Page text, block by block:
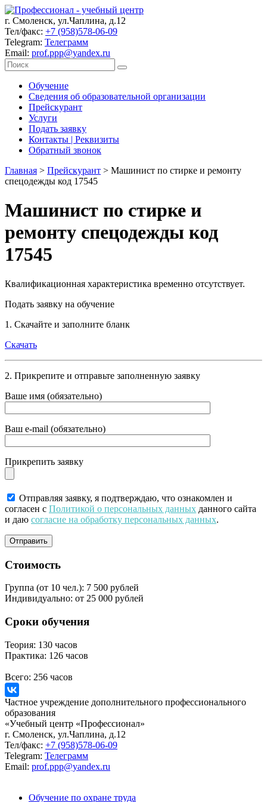
г. Смоленск, ул.Чаплина, д.12
Тел/факс: +7 (958)578-06-09
Telegram: Телеграмм
Email: prof.ppp@yandex.ru
Обучение
Сведения об образовательной организации
Прейскурант
Услуги
Подать заявку
Контакты | Реквизиты
Обратный звонок
Главная > Прейскурант > Машинист по стирке и ремонту
спецодежды код 17545
Машинист по стирке и
ремонту спецодежды код
17545
Квалификационная характеристика временно отсутствует.
Подать заявку на обучение
1. Скачайте и заполните бланк
Скачать
2. Прикрепите и отправьте заполненную заявку
Ваше имя (обязательно)
Ваш e-mail (обязательно)
Прикрепить заявку
Отправляя заявку, я подтверждаю, что ознакомлен и
согласен с Политикой о персональных данных данного сайта
и даю согласие на обработку персональных данных.
Стоимость
Группа (от 10 чел.): 7 500 рублей
Индивидуально: от 25 000 рублей
Сроки обучения
Теория: 130 часов
Практика: 126 часов
Всего: 256 часов
Частное учреждение дополнительного профессионального
образования
«Учебный центр «Профессионал»
г. Смоленск, ул.Чаплина, д.12
Тел/факс: +7 (958)578-06-09
Telegram: Телеграмм
Email: prof.ppp@yandex.ru
Обучение по охране труда